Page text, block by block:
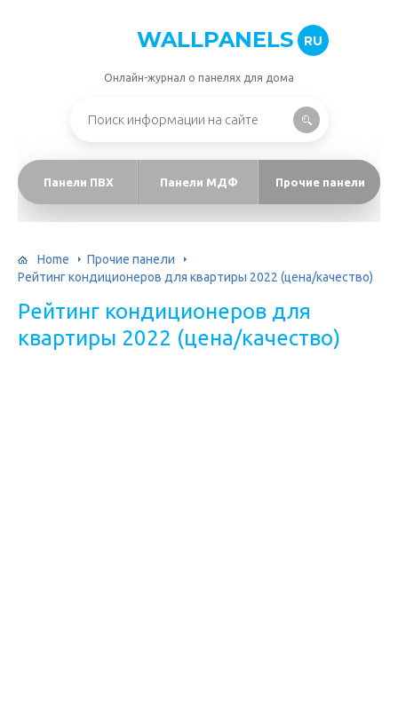
WALLPANELS RU
Онлайн-журнал о панелях для дома
Панели ПВХ Панели МДФ Прочие панели
Home
Прочие панели
Рейтинг кондиционеров для квартиры 2022 (цена/качество)
Рейтинг кондиционеров для
квартиры 2022 (цена/качество)